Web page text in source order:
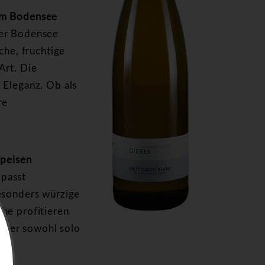
Bodensee
Bodensee
fruchtige
Die
Ob als
würzige
profitieren
der sowohl solo